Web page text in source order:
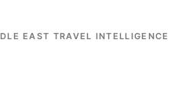
EAST TRAVEL INTELLIGENCE